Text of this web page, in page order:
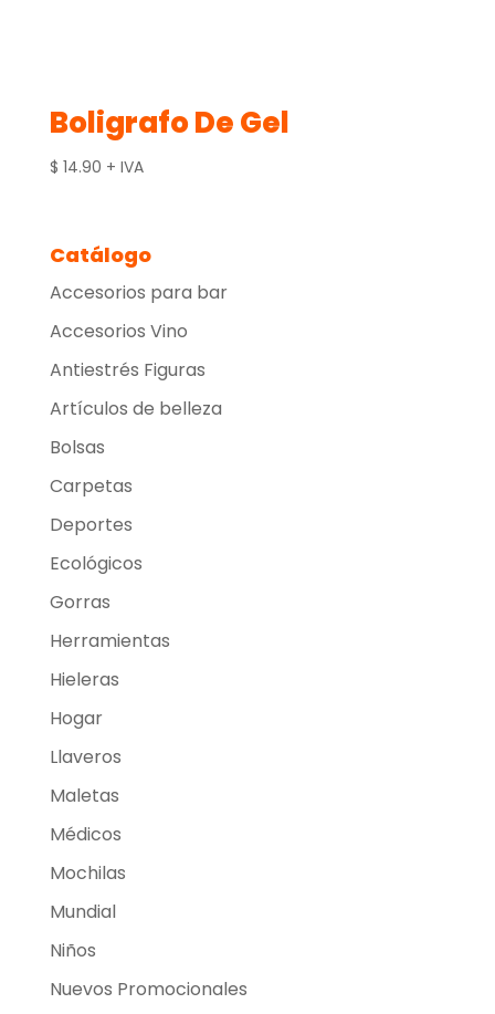
Boligrafo De Gel
$ 14.90 + IVA
Catálogo
Accesorios para bar
Accesorios Vino
Antiestrés Figuras
Artículos de belleza
Bolsas
Carpetas
Deportes
Ecológicos
Gorras
Herramientas
Hieleras
Hogar
Llaveros
Maletas
Médicos
Mochilas
Mundial
Niños
Nuevos Promocionales